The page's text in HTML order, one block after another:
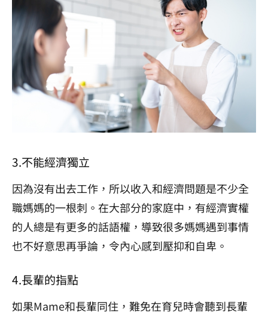
3.不能經濟獨立
因為沒有出去工作，所以收入和經濟問題是不少全
職媽媽的一根刺。在大部分的家庭中，有經濟實權
的人總是有更多的話語權，導致很多媽媽遇到事情
也不好意思再爭論，令內心感到壓抑和自卑。
4.長輩的指點
如果Mame和長輩同住，難免在育兒時會聽到長輩